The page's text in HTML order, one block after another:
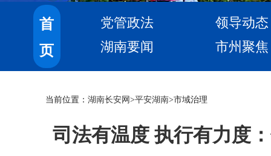
首
页
党管政法
领导动态
湖南要闻
市州聚焦
当前位置： 湖南长安网 >平安湖南>市域治理
司法有温度 执行有力度